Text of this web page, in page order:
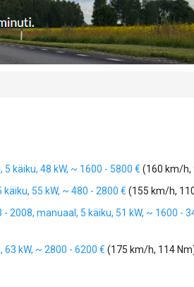
5 käiku, 48 kW, ~ 1600 - 5800 € (160 km/h,
55 kW, ~ 480 - 2800 € (155 km/h,
2008, manuaal, 5 käiku, 51 kW, ~ 1600 -
63 kW, ~ 2800 - 6200 € (175 km/h, 114